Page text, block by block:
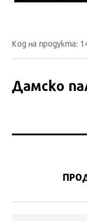
Код на продукта:
Дамско